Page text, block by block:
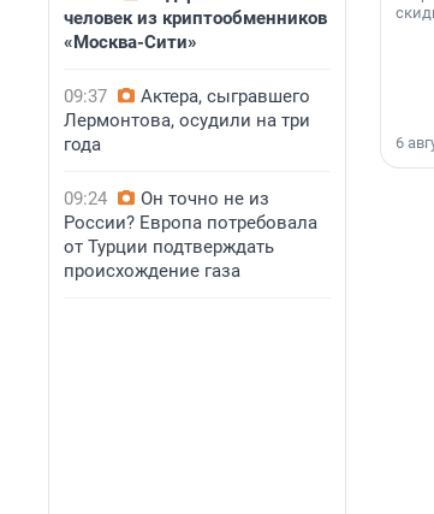
человек из криптообменников
«Москва-Сити»
09:37
Актера, сыгравшего
Лермонтова, осудили на три
года
09:24
Он точно не из
России? Европа потребовала
от Турции подтверждать
происхождение газа
6